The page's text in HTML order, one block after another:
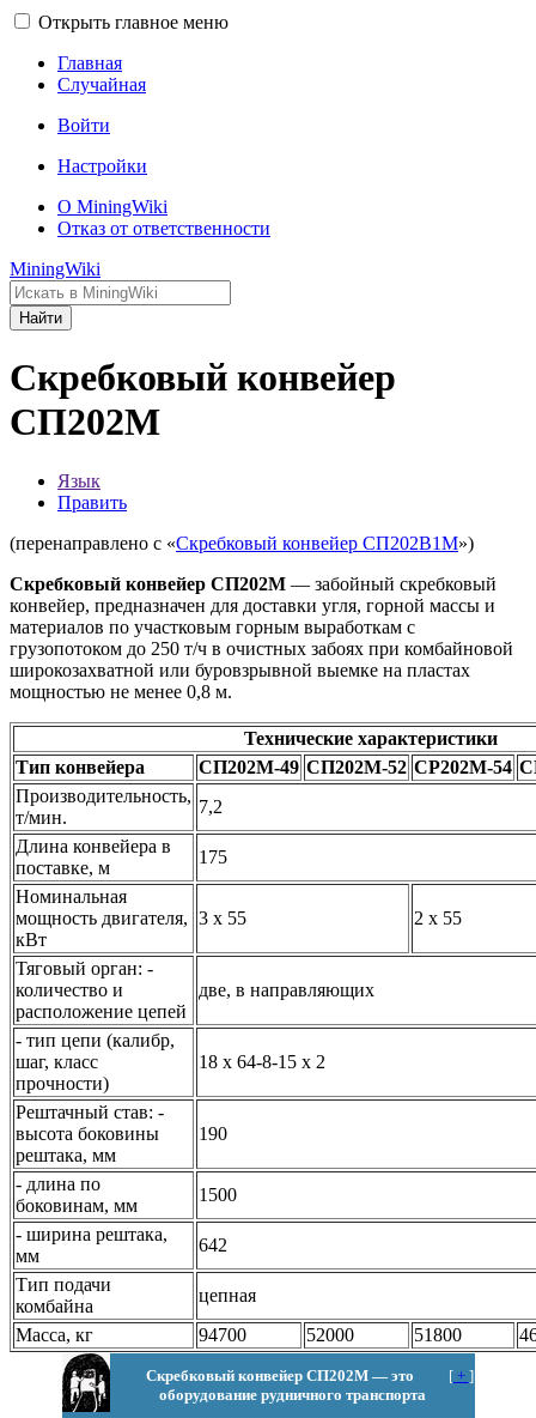
Открыть главное меню
Главная
Случайная
Войти
Настройки
О MiningWiki
Отказ от ответственности
MiningWiki
Найти
Скребковый конвейер
СП202М
Язык
Править
(перенаправлено с «Скребковый конвейер СП202В1М»)
Скребковый конвейер СП202М — забойный скребковый
конвейер, предназначен для доставки угля, горной массы и
материалов по участковым горным выработкам с
грузопотоком до 250 т/ч в очистных забоях при комбайновой
широкозахватной или буровзрывной выемке на пластах
мощностью не менее 0,8 м.
Технические характеристики
Тип конвейера
СП202М-49 СП202М-52 СР202М-54
Производительность,
т/мин.
7,2
Длина конвейера в
поставке, м
175
Номинальная
мощность двигателя,
кВт
3 х 55 2 х 55
Тяговый орган: -
количество и
расположение цепей
две, в направляющих
- тип цепи (калибр,
шаг, класс
прочности)
18 х 64-8-15 х 2
Рештачный став: -
высота боковины
рештака, мм
190
- длина по
боковинам, мм
1500
- ширина рештака,
мм
642
Тип подачи
комбайна
цепная
Масса, кг
94700 52000 51800
[+ ]
Скребковый конвейер СП202М — это
оборудование рудничного транспорта